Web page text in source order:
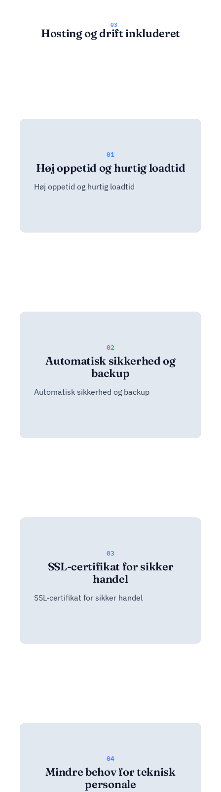
— 03
Hosting og drift inkluderet
01
Høj oppetid og hurtig loadtid
Høj oppetid og hurtig loadtid
02
Automatisk sikkerhed og
backup
Automatisk sikkerhed og backup
03
SSL-certifikat for sikker
handel
SSL-certifikat for sikker handel
04
Mindre behov for teknisk
personale